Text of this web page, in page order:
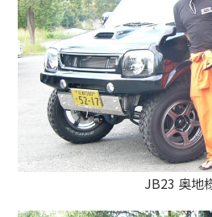
JB23 奥地